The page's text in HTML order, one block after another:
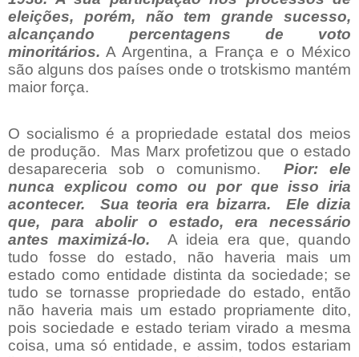
eleições, porém, não tem grande sucesso,
alcançando percentagens de voto
minoritários. A Argentina, a França e o México
são alguns dos países onde o trotskismo mantém
maior força.
O socialismo é a propriedade estatal dos meios
de produção.
Mas Marx profetizou que o estado
desapareceria sob o comunismo.
Pior: ele
nunca explicou como ou por que isso iria
acontecer.
Sua teoria era bizarra.
Ele dizia
que, para abolir o estado, era necessário
antes maximizá-lo.
A ideia era que, quando
tudo fosse do estado, não haveria mais um
estado como entidade distinta da sociedade; se
tudo se tornasse propriedade do estado, então
não haveria mais um estado propriamente dito,
pois sociedade e estado teriam virado a mesma
coisa, uma só entidade, e assim, todos estariam